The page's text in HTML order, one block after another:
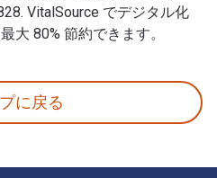
VitalSource でデジタル化
大 80% 節約できます。
に戻る